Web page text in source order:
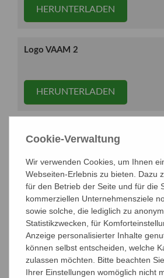
HERUNTERLADEN
Logo VAAM 2
HERUNTERLADEN
Geschäftsstelle
Mitgliederverwaltung
Öffentlichkeitsarbeit
BIOspektrum
FEMS
Downloads
Cookie-Verwaltung
Wir verwenden Cookies, um Ihnen
Webseiten-Erlebnis zu bieten. Dazu
für den Betrieb der Seite und für die
kommerziellen Unternehmensziele
sowie solche, die lediglich zu
Statistikzwecken, für
Anzeige personalisierter Inhalte
können selbst entscheiden, welche
zulassen möchten. Bitte beachten
Ihrer Einstellungen womöglich nicht